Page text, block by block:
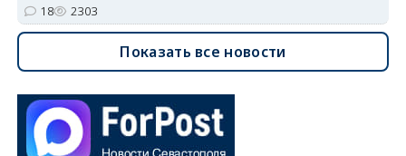
18 2303
Показать все новости